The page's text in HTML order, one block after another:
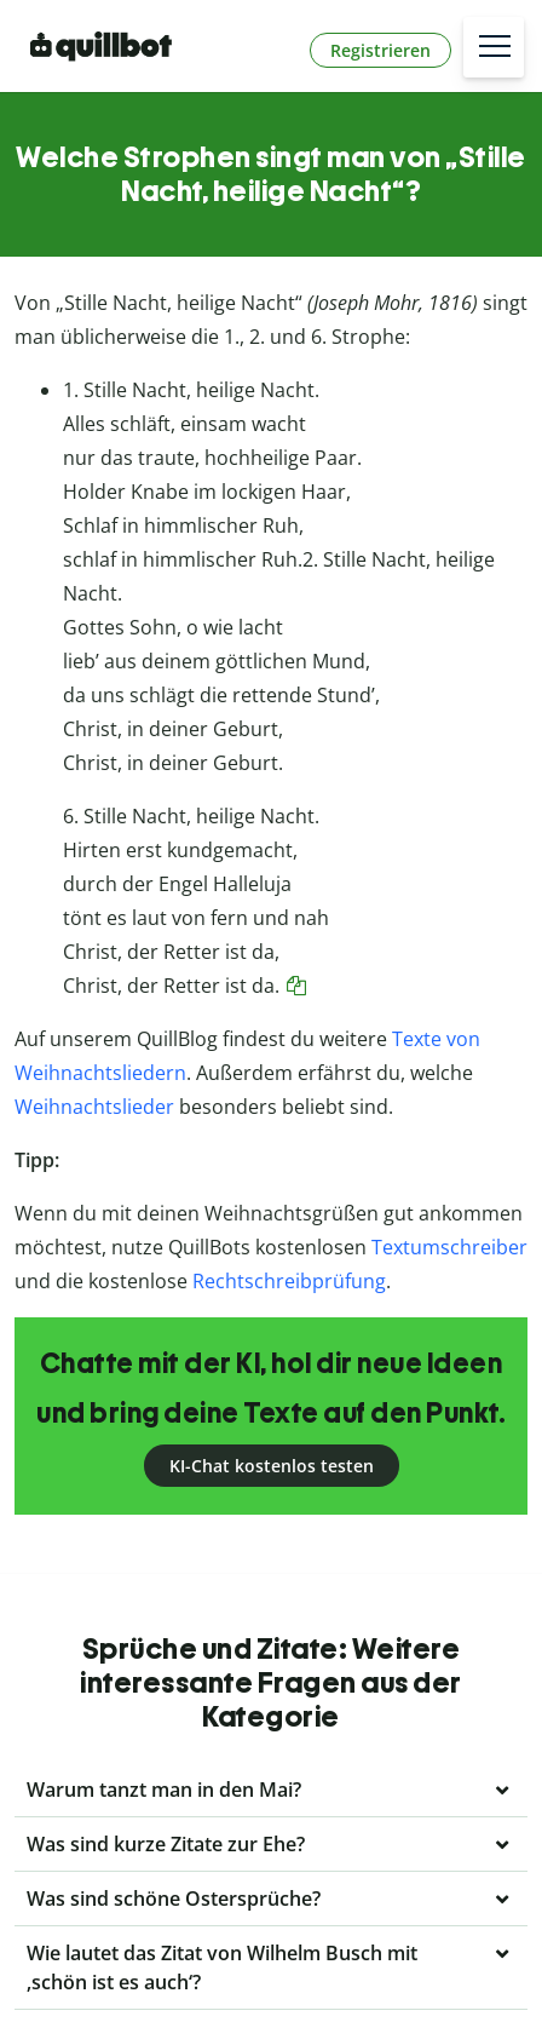
Registrieren
Welche Strophen singt man von „Stille
Nacht, heilige Nacht“?
Von „Stille Nacht, heilige Nacht“(Joseph Mohr, 1816) singt
man üblicherweise die 1., 2. und 6. Strophe:
1. Stille Nacht, heilige Nacht.
Alles schläft, einsam wacht
nur das traute, hochheilige Paar.
Holder Knabe im lockigen Haar,
Schlaf in himmlischer Ruh,
schlaf in himmlischer Ruh.2. Stille Nacht, heilige
Nacht.
Gottes Sohn, o wie lacht
lieb’ aus deinem göttlichen Mund,
da uns schlägt die rettende Stund’,
Christ, in deiner Geburt,
Christ, in deiner Geburt.
6. Stille Nacht, heilige Nacht.
Hirten erst kundgemacht,
durch der Engel Halleluja
tönt es laut von fern und nah
Christ, der Retter ist da,
Christ, der Retter ist da.
Auf unserem QuillBlog findest du weitereTexte von
Weihnachtsliedern. Außerdem erfährst du, welche
Weihnachtslieder besonders beliebt sind.
Tipp:
Wenn du mit deinen Weihnachtsgrüßen gut ankommen
möchtest, nutze QuillBots kostenlosen Textumschreiber
und die kostenlose Rechtschreibprüfung.
Chatte mit der KI, hol dir neue Ideen
und bring deine Texte auf den Punkt.
KI-Chat kostenlos testen
Sprüche und Zitate: Weitere
interessante Fragen aus der
Kategorie
Warum tanzt man in den Mai?
Was sind kurze Zitate zur Ehe?
Was sind schöne Ostersprüche?
Wie lautet das Zitat von Wilhelm Busch mit
‚schön ist es auch‘?